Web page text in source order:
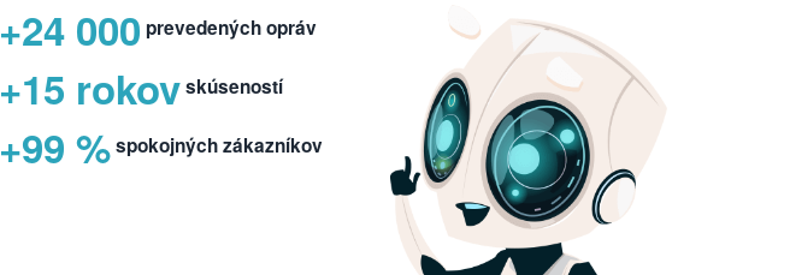
+24 000 prevedených opráv
+15 rokovskúseností
+99 %spokojných zákazníkov